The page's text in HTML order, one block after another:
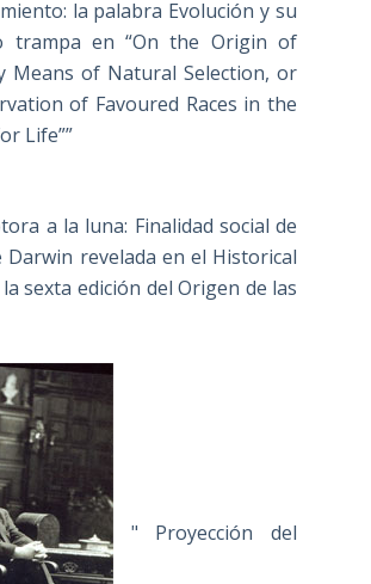
la palabra Evolución y su
trampa en “On the Origin of
Means of Natural Selection, or
of Favoured Races in the
Life””
a la luna: Finalidad social de
Darwin revelada en el Historical
sexta edición del Origen de las
" Proyección del